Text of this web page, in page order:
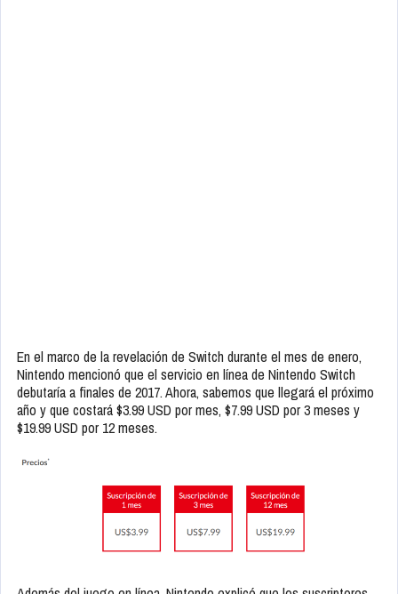
En el marco de la revelación de Switch durante el mes de enero,
Nintendo mencionó que el servicio en línea de Nintendo Switch
debutaría a finales de 2017. Ahora, sabemos que llegará el próximo
año y que costará $3.99 USD por mes, $7.99 USD por 3 meses y
$19.99 USD por 12 meses.